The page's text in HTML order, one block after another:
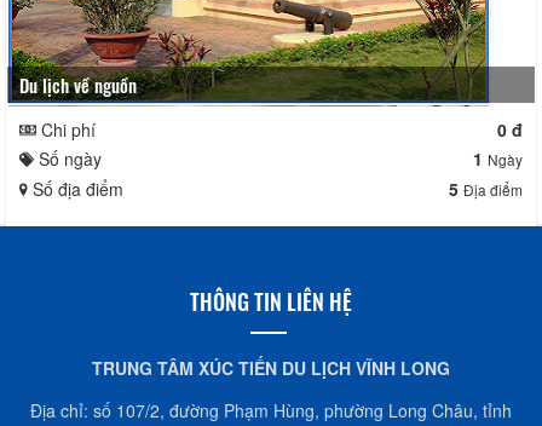
Du lịch về nguồn
Chi phí
0 đ
Số ngày
1 Ngày
Số địa điểm 5 Địa điểm
THÔNG TIN LIÊN HỆ
TRUNG TÂM XÚC TIẾN DU LỊCH VĨNH LONG
Địa chỉ: số 107/2, đường Phạm Hùng, phường Long Châu, tỉnh